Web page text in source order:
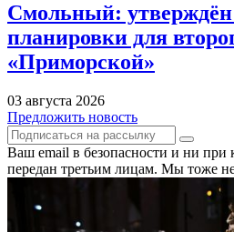
Смольный: утверждён
планировки для
«Приморской»
03 августа 2026
Предложить новость
Ваш email в безопасности и ни при
передан третьим лицам. Мы тоже